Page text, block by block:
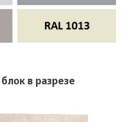
в разрезе